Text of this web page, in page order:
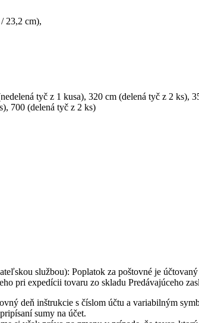
23,2 cm),
tyč z 1 kusa), 320 cm (delená tyč z 2 ks),
, 700 (delená tyč z 2 ks)
službou): Poplatok za poštovné je
pri expedícii tovaru zo skladu Predávajúceho
deň inštrukcie s číslom účtu a variabilným
sumy na účet.